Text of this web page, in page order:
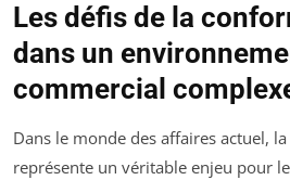
Les défis de la
dans un
commercial
Dans le monde des affaires actuel, la
représente un véritable enjeu pour